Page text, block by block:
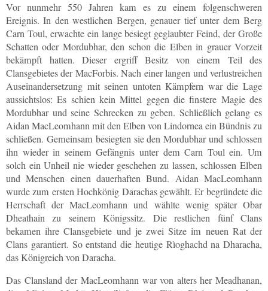
Vor nunmehr 550 Jahren kam es zu einem folgenschweren
Ereignis. In den westlichen Bergen, genauer tief unter dem Berg
Carn Toul, erwachte ein lange besiegt geglaubter Feind, der Große
Schatten oder Mordubhar, den schon die Elben in grauer Vorzeit
bekämpft hatten. Dieser ergriff Besitz von einem Teil des
Clansgebietes der MacForbis. Nach einer langen und verlustreichen
Auseinandersetzung mit seinen untoten Kämpfern war die Lage
aussichtslos: Es schien kein Mittel gegen die finstere Magie des
Mordubhar und seine Schrecken zu geben. Schließlich gelang es
Aidan MacLeomhann mit den Elben von Lindornea ein Bündnis zu
schließen. Gemeinsam besiegten sie den Mordubhar und schlossen
ihn wieder in seinem Gefängnis unter dem Carn Toul ein. Um
solch ein Unheil nie wieder geschehen zu lassen, schlossen Elben
und Menschen einen dauerhaften Bund. Aidan MacLeomhann
wurde zum ersten Hochkönig Darachas gewählt. Er begründete die
Herrschaft der MacLeomhann und wählte wenig später Obar
Dheathain zu seinem Königssitz. Die restlichen fünf Clans
bekamen ihre Clansgebiete und je zwei Sitze im neuen Rat der
Clans garantiert. So entstand die heutige Rìoghachd na Dharacha,
das Königreich von Daracha.
Das Clansland der MacLeomhann war von alters her Meadhanan,